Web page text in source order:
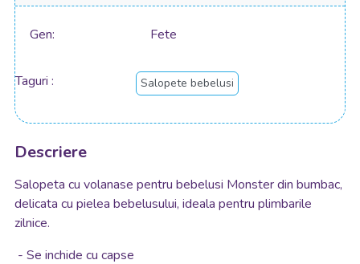
Gen Fete
Taguri Salopete bebelusi
Descriere
Salopeta cu volanase pentru bebelusi Monster din bumbac,
delicata cu pielea bebelusului, ideala pentru plimbarile
zilnice.
- Se inchide cu capse